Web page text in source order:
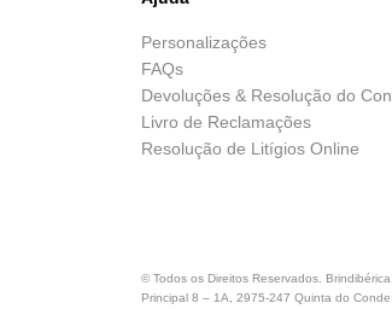
Personalizações
FAQs
Devoluções & Resolução do
Livro de Reclamações
Resolução de Litígios Online
© Todos os Direitos Reservados.
Principal 8 – 1A, 2975-247 Quinta do